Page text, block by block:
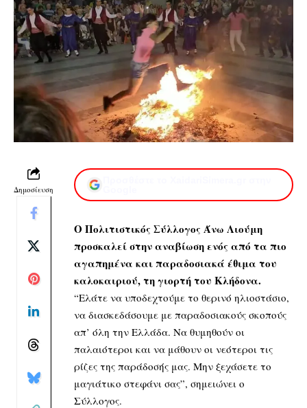
Δημοσίευση
Ο Πολιτιστικός Σύλλογος Άνω Λιούμη
προσκαλεί στην αναβίωση ενός από τα πιο
αγαπημένα και παραδοσιακά έθιμα του
καλοκαιριού, τη γιορτή του Κλήδονα.
“Ελάτε να υποδεχτούμε το θερινό ηλιοστάσιο,
να διασκεδάσουμε με παραδοσιακούς σκοπούς
απ’ όλη την Ελλάδα. Να θυμηθούν οι
παλαιότεροι και να μάθουν οι νεότεροι τις
ρίζες της παράδοσής μας. Μην ξεχάσετε το
μαγιάτικο στεφάνι σας”, σημειώνει ο
Σύλλογος.